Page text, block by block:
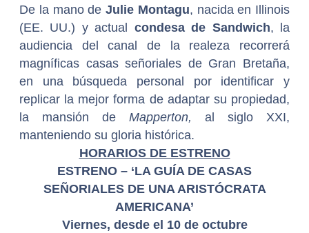
De la mano de Julie Montagu, nacida en Illinois
(EE. UU.) y actual condesa de Sandwich, la
audiencia del canal de la realeza recorrerá
magníficas casas señoriales de Gran Bretaña,
en una búsqueda personal por identificar y
replicar la mejor forma de adaptar su propiedad,
la mansión de Mapperton, al siglo XXI,
manteniendo su gloria histórica.
HORARIOS DE ESTRENO
ESTRENO – ‘LA GUÍA DE CASAS
SEÑORIALES DE UNA ARISTÓCRATA
AMERICANA’
Viernes, desde el 10 de octubre